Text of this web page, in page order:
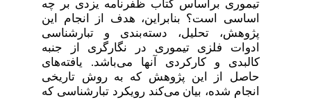
تیموری براساس کتاب ظفرنامه یزدی بر چه
اساسی است؟ بنابراین، هدف از انجام این
پژوهش، تحلیل، دسته‌بندی و تبارشناسی
ادوات فلزی تیموری در نگارگری از جنبه
کالبدی و کارکردی آنها می‌باشد. یافته‌های‌
‌حاصل از این پژوهش که به روش‌ تاریخی
انجام شده، بیان می‌کند رویکرد تبارشناسی که